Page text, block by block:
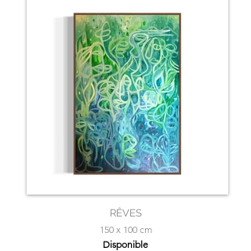
RÊVES
150 x 100 cm
Disponible